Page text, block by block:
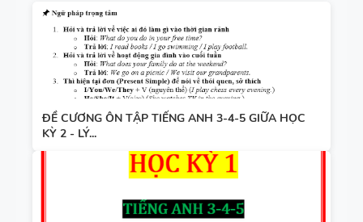
ĐỀ CƯƠNG ÔN TẬP TIẾNG ANH 3-4-5 GIỮA HỌC
KỲ 2 - LÝ...